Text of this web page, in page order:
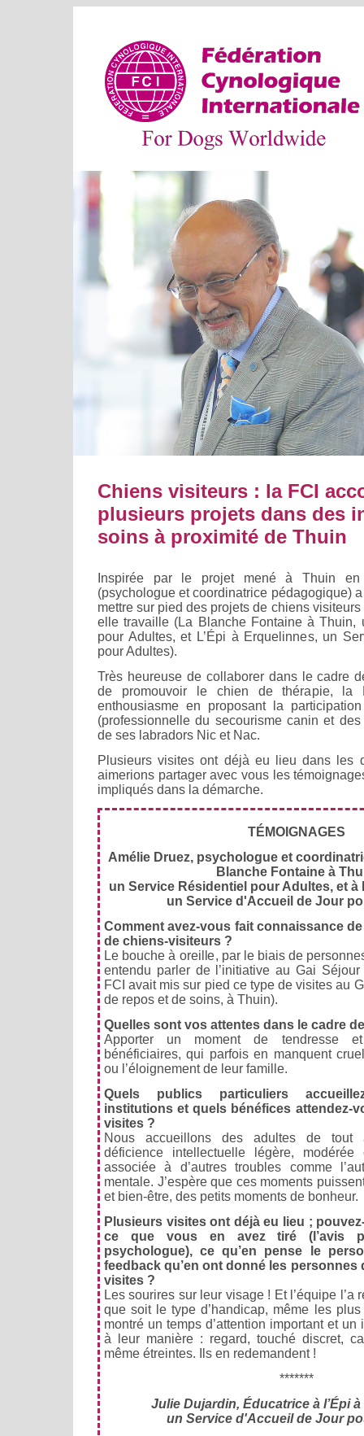
Chiens visiteurs : la FCI
plusieurs projets dans des
soins à proximité de Thuin
Inspirée par le projet mené à Thuin en
(psychologue et coordinatrice pédagogique)
mettre sur pied des projets de chiens
elle travaille (La Blanche Fontaine à Thuin,
pour Adultes, et L’Épi à Erquelinnes, un
pour Adultes).
Très heureuse de collaborer dans le cadre
de promouvoir le chien de thérapie, la
enthousiasme en proposant la
(professionnelle du secourisme canin et
de ses labradors Nic et Nac.
Plusieurs visites ont déjà eu lieu dans les
aimerions partager avec vous les
impliqués dans la démarche.
TÉMOIGNAGES
Amélie Druez, psychologue et
Blanche Fontaine à
un Service Résidentiel pour Adultes, et à
un Service d'Accueil de Jour
Comment avez-vous fait connaissance
de chiens-visiteurs ?
Le bouche à oreille, par le biais de
entendu parler de l’initiative au Gai
FCI avait mis sur pied ce type de visites au
de repos et de soins, à Thuin).
Quelles sont vos attentes dans le cadre
Apporter un moment de tendresse
bénéficiaires, qui parfois en manquent
ou l’éloignement de leur famille.
Quels publics particuliers
institutions et quels bénéfices attendez-
visites ?
Nous accueillons des adultes de tout
déficience intellectuelle légère, modérée
associée à d’autres troubles comme
mentale. J’espère que ces moments
et bien-être, des petits moments de bonheur.
Plusieurs visites ont déjà eu lieu ;
ce que vous en avez tiré (l’avis
psychologue), ce qu’en pense le
feedback qu’en ont donné les personnes
visites ?
Les sourires sur leur visage ! Et l’équipe
que soit le type d’handicap, même les
montré un temps d’attention important et un
à leur manière : regard, touché discret,
même étreintes. Ils en redemandent !
*******
Julie Dujardin, Éducatrice à l’Épi
un Service d'Accueil de Jour